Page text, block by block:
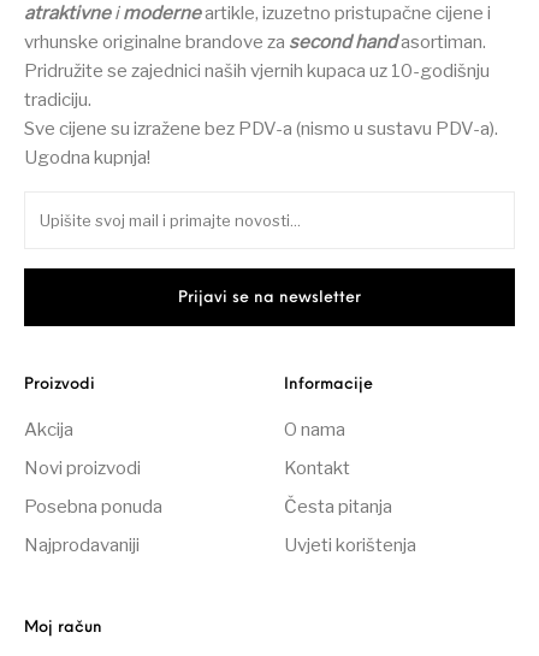
atraktivneimoderneartikle, izuzetno pristupačne cijene i
vrhunske originalne brandove za second handasortiman.
Pridružite se zajednici naših vjernih kupaca uz 10-godišnju
tradiciju.
Sve cijene su izražene bez PDV-a (nismo u sustavu PDV-a).
Ugodna kupnja!
Proizvodi
Akcija
Novi proizvodi
Posebna ponuda
Najprodavaniji
Informacije
O nama
Kontakt
Česta pitanja
Uvjeti korištenja
Moj račun